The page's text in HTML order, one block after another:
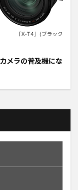
メラの普及機にな